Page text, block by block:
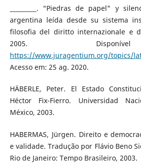
_________. “Piedras de papel" y
argentina leída desde su sistema
filosofia del diritto internazionale e
2005.
https://www.juragentium.org/topics/
Acesso em: 25 ag. 2020.
HÄBERLE, Peter. El Estado
Héctor Fix-Fierro. Universidad
México, 2003.
HABERMAS, Jürgen. Direito e
e validade. Tradução por Flávio Beno
Rio de Janeiro: Tempo Brasileiro, 2003.